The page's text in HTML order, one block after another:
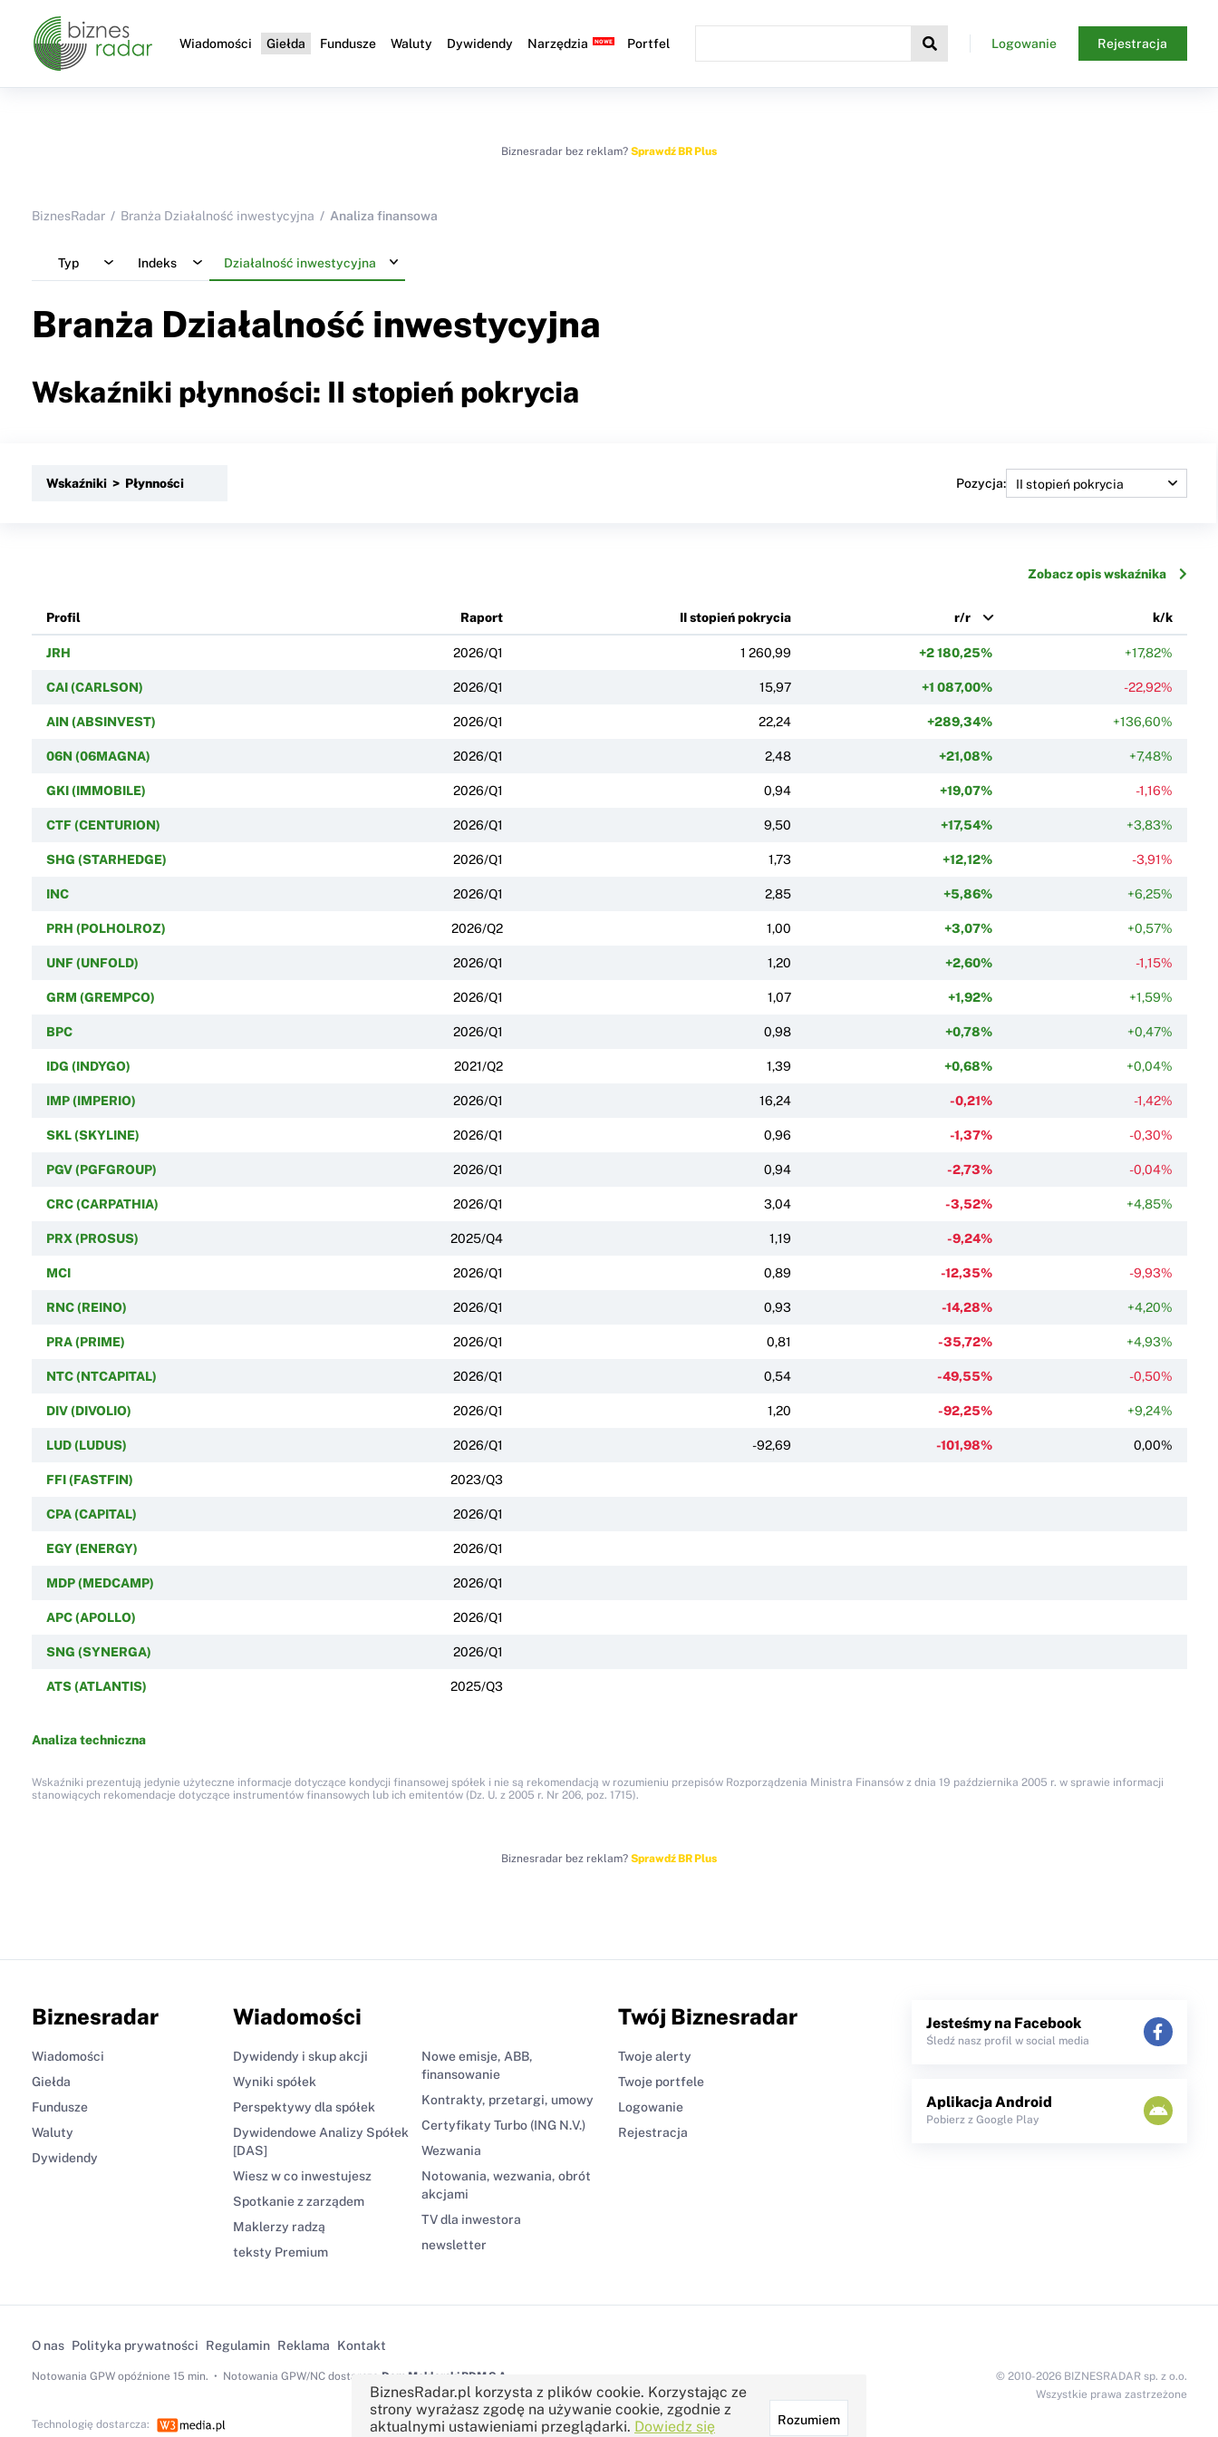
Wiadomości Giełda Fundusze Waluty Dywidendy Narzędzia Portfel Logowanie Rejestracja
Biznesradar bez reklam? Sprawdź BR Plus
BiznesRadar Branża Działalność inwestycyjna Analiza finansowa
Typ Indeks Działalność inwestycyjna
Branża Działalność inwestycyjna
Wskaźniki płynności: II stopień pokrycia
Wskaźniki > Płynności Pozycja:
Zobacz opis wskaźnika
Profil Raport II stopień pokrycia r/r k/k
JRH 2026/Q1 1 260,99 +2 180,25% +17,82%
CAI (CARLSON) 2026/Q1 15,97 +1 087,00% -22,92%
AIN (ABSINVEST) 2026/Q1 22,24 +289,34% +136,60%
06N (06MAGNA) 2026/Q1 2,48 +21,08% +7,48%
GKI (IMMOBILE) 2026/Q1 0,94 +19,07% -1,16%
CTF (CENTURION) 2026/Q1 9,50 +17,54% +3,83%
SHG (STARHEDGE) 2026/Q1 1,73 +12,12% -3,91%
INC 2026/Q1 2,85 +5,86% +6,25%
PRH (POLHOLROZ) 2026/Q2 1,00 +3,07% +0,57%
UNF (UNFOLD) 2026/Q1 1,20 +2,60% -1,15%
GRM (GREMPCO) 2026/Q1 1,07 +1,92% +1,59%
BPC 2026/Q1 0,98 +0,78% +0,47%
IDG (INDYGO) 2021/Q2 1,39 +0,68% +0,04%
IMP (IMPERIO) 2026/Q1 16,24 -0,21% -1,42%
SKL (SKYLINE) 2026/Q1 0,96 -1,37% -0,30%
PGV (PGFGROUP) 2026/Q1 0,94 -2,73% -0,04%
CRC (CARPATHIA) 2026/Q1 3,04 -3,52% +4,85%
PRX (PROSUS) 2025/Q4 1,19 -9,24%
MCI 2026/Q1 0,89 -12,35% -9,93%
RNC (REINO) 2026/Q1 0,93 -14,28% +4,20%
PRA (PRIME) 2026/Q1 0,81 -35,72% +4,93%
NTC (NTCAPITAL) 2026/Q1 0,54 -49,55% -0,50%
DIV (DIVOLIO) 2026/Q1 1,20 -92,25% +9,24%
LUD (LUDUS) 2026/Q1 -92,69 -101,98% 0,00%
FFI (FASTFIN) 2023/Q3
CPA (CAPITAL) 2026/Q1
EGY (ENERGY) 2026/Q1
MDP (MEDCAMP) 2026/Q1
APC (APOLLO) 2026/Q1
SNG (SYNERGA) 2026/Q1
ATS (ATLANTIS) 2025/Q3
Analiza techniczna
Wskaźniki prezentują jedynie użyteczne informacje dotyczące kondycji finansowej spółek i nie są rekomendacją w rozumieniu przepisów Rozporządzenia Ministra Finansów z dnia 19 października 2005 r. w sprawie informacji
stanowiących rekomendacje dotyczące instrumentów finansowych lub ich emitentów (Dz. U. z 2005 r. Nr 206, poz. 1715).
Biznesradar bez reklam? Sprawdź BR Plus
Biznesradar
Wiadomości
Giełda
Fundusze
Waluty
Dywidendy
Wiadomości
Dywidendy i skup akcji
Wyniki spółek
Perspektywy dla spółek
Dywidendowe Analizy Spółek
[DAS]
Wiesz w co inwestujesz
Spotkanie z zarządem
Maklerzy radzą
teksty Premium
Nowe emisje, ABB,
finansowanie
Kontrakty, przetargi, umowy
Certyfikaty Turbo (ING N.V.)
Wezwania
Notowania, wezwania, obrót
akcjami
TV dla inwestora
newsletter
Twój Biznesradar
Twoje alerty
Twoje portfele
Logowanie
Rejestracja
Jesteśmy na Facebook
Śledź nasz profil w social media
Aplikacja Android
Pobierz z Google Play
O nas Polityka prywatności Regulamin Reklama Kontakt
Notowania GPWopóźnione 15 min. Notowania GPW/NC dostarcza Dom Maklerski BDM S.A.
© 2010-2026 BIZNESRADAR sp. z o.o.
Wszystkie prawa zastrzeżone
Technologię dostarcza:
BiznesRadar.pl korzysta z plików cookie. Korzystając ze
strony wyrażasz zgodę na używanie cookie, zgodnie z
aktualnymi ustawieniami przeglądarki. Dowiedz się
Rozumiem